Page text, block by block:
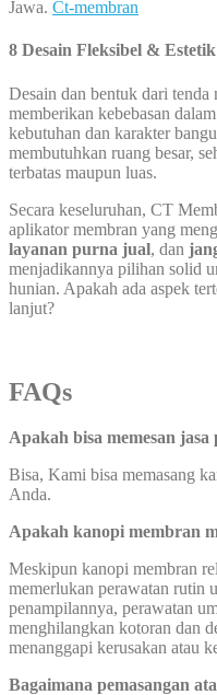
Jawa. Ct-membran
8 Desain Fleksibel & Estetik
Desain dan bentuk dari tenda
memberikan kebebasan
kebutuhan dan karakter
membutuhkan ruang besar,
terbatas maupun luas.
Secara keseluruhan, CT
aplikator membran yang
layanan purna jual, dan
menjadikannya pilihan solid
hunian. Apakah ada aspek
lanjut?
FAQs
Apakah bisa memesan jasa
Bisa, Kami bisa memasang
Anda.
Apakah kanopi membran
Meskipun kanopi membran
memerlukan perawatan rutin
penampilannya, perawatan
menghilangkan kotoran dan
menanggapi kerusakan atau
Bagaimana pemasangan